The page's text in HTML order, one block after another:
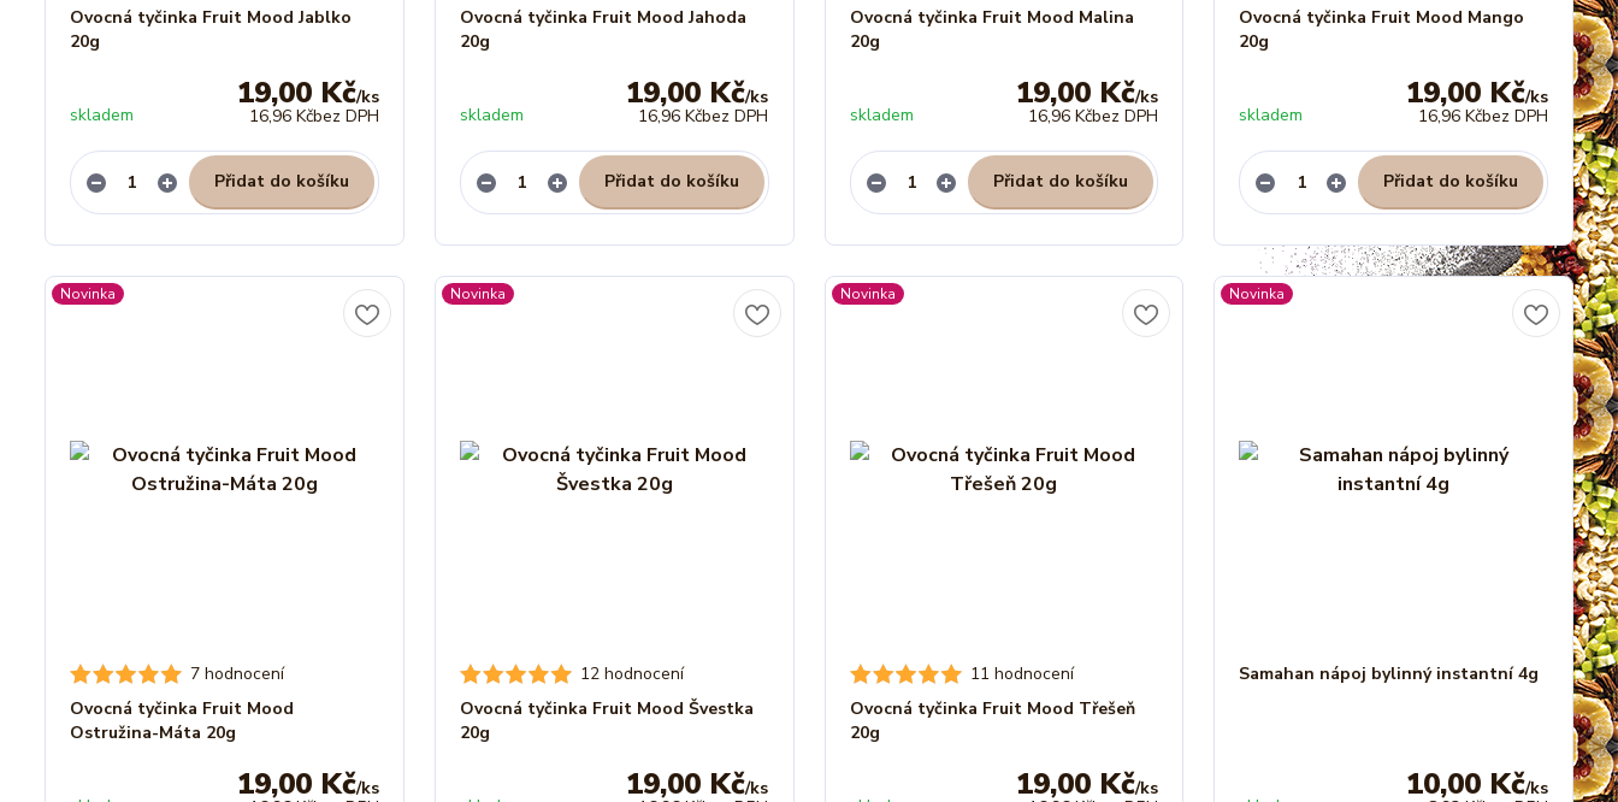
Ovocná tyčinka Fruit Mood Jablko
20g
19,00 Kč/ks
16,96 Kčbez DPH
skladem
Přidat do košíku
Ovocná tyčinka Fruit Mood Jahoda
20g
19,00 Kč/ks
16,96 Kčbez DPH
skladem
Přidat do košíku
Ovocná tyčinka Fruit Mood Malina
20g
19,00 Kč/ks
16,96 Kčbez DPH
skladem
Přidat do košíku
Ovocná tyčinka Fruit Mood Mango
20g
19,00 Kč/ks
16,96 Kčbez DPH
skladem
Přidat do košíku
Novinka
7 hodnocení
Ovocná tyčinka Fruit Mood
Ostružina-Máta 20g
19,00 Kč/ks
Novinka
12 hodnocení
Ovocná tyčinka Fruit Mood Švestka
20g
19,00 Kč/ks
Novinka
11 hodnocení
Ovocná tyčinka Fruit Mood Třešeň
20g
19,00 Kč/ks
Novinka
Samahan nápoj bylinný instantní 4g
10,00 Kč/ks